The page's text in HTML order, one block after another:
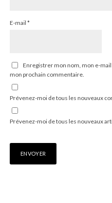
E-mail *
Enregistrer mon nom, mon e-
mon prochain commentaire.
Prévenez-moi de tous les nouveaux
Prévenez-moi de tous les nouveaux